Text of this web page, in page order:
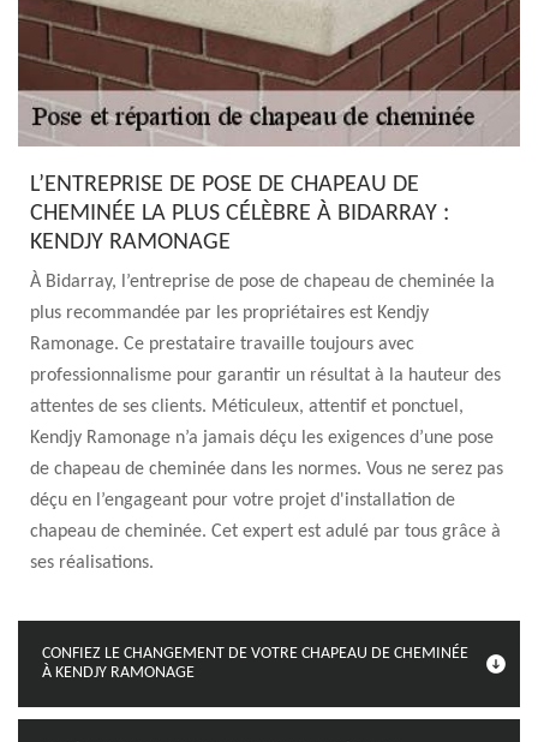
L’ENTREPRISE DE POSE DE CHAPEAU DE
CHEMINÉE LA PLUS CÉLÈBRE À BIDARRAY :
KENDJY RAMONAGE
À Bidarray, l’entreprise de pose de chapeau de cheminée la
plus recommandée par les propriétaires est Kendjy
Ramonage. Ce prestataire travaille toujours avec
professionnalisme pour garantir un résultat à la hauteur des
attentes de ses clients. Méticuleux, attentif et ponctuel,
Kendjy Ramonage n’a jamais déçu les exigences d’une pose
de chapeau de cheminée dans les normes. Vous ne serez pas
déçu en l’engageant pour votre projet d'installation de
chapeau de cheminée. Cet expert est adulé par tous grâce à
ses réalisations.
CONFIEZ LE CHANGEMENT DE VOTRE CHAPEAU DE CHEMINÉE
À KENDJY RAMONAGE